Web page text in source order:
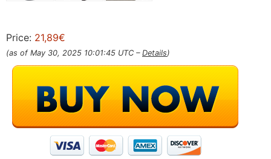
Price: 21,89€
(as of May 30, 2025 10:01:45 UTC – Details)